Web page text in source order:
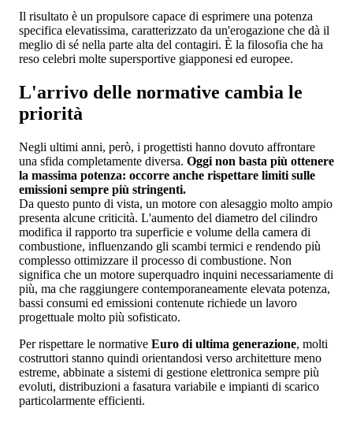
Il risultato è un propulsore capace di esprimere una potenza
specifica elevatissima, caratterizzato da un'erogazione che dà il
meglio di sé nella parte alta del contagiri. È la filosofia che ha
reso celebri molte supersportive giapponesi ed europee.
L'arrivo delle normative cambia le
priorità
Negli ultimi anni, però, i progettisti hanno dovuto affrontare
una sfida completamente diversa. Oggi non basta più ottenere
la massima potenza: occorre anche rispettare limiti sulle
emissioni sempre più stringenti.
Da questo punto di vista, un motore con alesaggio molto ampio
presenta alcune criticità. L'aumento del diametro del cilindro
modifica il rapporto tra superficie e volume della camera di
combustione, influenzando gli scambi termici e rendendo più
complesso ottimizzare il processo di combustione. Non
significa che un motore superquadro inquini necessariamente di
più, ma che raggiungere contemporaneamente elevata potenza,
bassi consumi ed emissioni contenute richiede un lavoro
progettuale molto più sofisticato.
Per rispettare le normative Euro di ultima generazione, molti
costruttori stanno quindi orientandosi verso architetture meno
estreme, abbinate a sistemi di gestione elettronica sempre più
evoluti, distribuzioni a fasatura variabile e impianti di scarico
particolarmente efficienti.